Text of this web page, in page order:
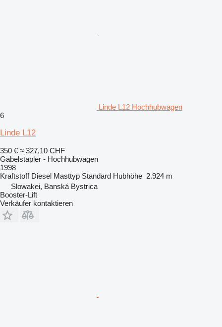
Linde L12 Hochhubwagen
6
Linde L12
350 € ≈ 327,10 CHF
Gabelstapler - Hochhubwagen
1998
Kraftstoff Diesel Masttyp Standard Hubhöhe 2.924 m
Slowakei, Banská Bystrica
Booster-Lift
Verkäufer kontaktieren